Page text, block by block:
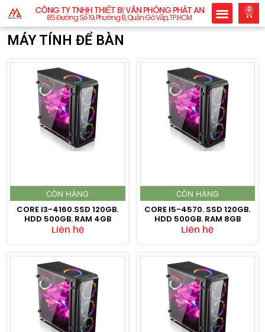
CÔNG TY TNHH THIẾT BỊ VĂN PHÒNG PHÁT AN
85 Đường Số 19, Phường 8, Quận Gò Vấp, TP.HCM
0
MÁY TÍNH ĐỂ BÀN
CÒN HÀNG
CORE I3-4160.SSD 120GB.
HDD 500GB. RAM 4GB
Liên hệ
CÒN HÀNG
CORE I5-4570. SSD 120GB.
HDD 500GB. RAM 8GB
Liên hệ